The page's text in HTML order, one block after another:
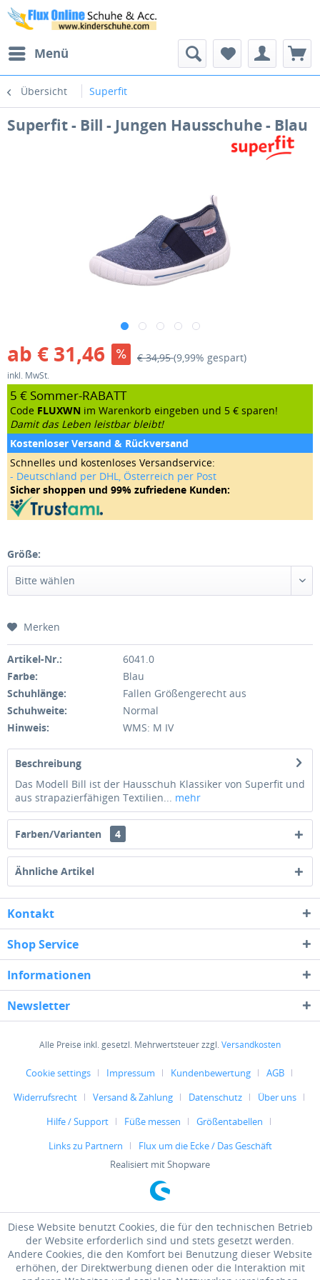
Menü
Übersicht Superfit
Superfit - Bill - Jungen Hausschuhe - Blau
ab € 31,46 € 34,95(9,99% gespart)
inkl. MwSt.
5 € Sommer-RABATT
Code FLUXWN im Warenkorb eingeben und 5 € sparen!
Damit das Leben leistbar bleibt!
Kostenloser Versand & Rückversand
Schnelles und kostenloses Versandservice:
- Deutschland per DHL, Österreich per Post
Sicher shoppen und 99% zufriedene Kunden:
Größe:
Merken
Artikel-Nr.:
6041.0
Farbe:
Blau
Schuhlänge:
Fallen Größengerecht aus
Schuhweite:
Normal
Hinweis:
WMS: M IV
Beschreibung
Das Modell Bill ist der Hausschuh Klassiker von Superfit und
aus strapazierfähigen Textilien... mehr
Farben/Varianten 4
Ähnliche Artikel
Kontakt
Shop Service
Informationen
Newsletter
Alle Preise inkl. gesetzl. Mehrwertsteuer zzgl.Versandkosten
Cookie settings Impressum Kundenbewertung
AGB
Widerrufsrecht
Versand & Zahlung Datenschutz
Über uns
Hilfe / Support
Füße messen
Größentabellen
Links zu Partnern
Flux um die Ecke / Das Geschäft
Realisiert mit Shopware
Diese Website benutzt Cookies, die für den technischen Betrieb
der Website erforderlich sind und stets gesetzt werden.
Andere Cookies, die den Komfort bei Benutzung dieser Website
erhöhen, der Direktwerbung dienen oder die Interaktion mit